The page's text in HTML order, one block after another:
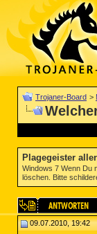
Trojaner-Board >
Plagegeister
Windows 7 Wenn Du
löschen. Bitte
09.07.2010, 19:42